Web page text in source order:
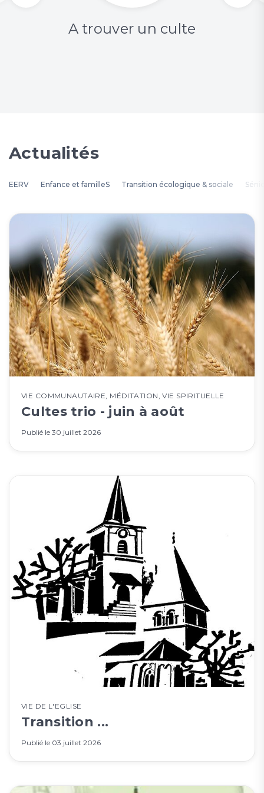
A trouver un culte
Actualités
EERV Enfance et familleS Transition écologique & sociale
VIE COMMUNAUTAIRE, MÉDITATION,VIE SPIRITUELLE
Cultes trio - juin à août
Publié le 30 juillet 2026
VIE DE L'EGLISE
Transition ...
Publié le 03 juillet 2026